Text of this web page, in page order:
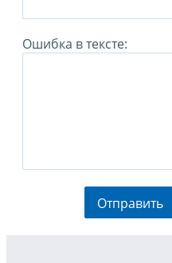
Ошибка в тексте:
Отправить